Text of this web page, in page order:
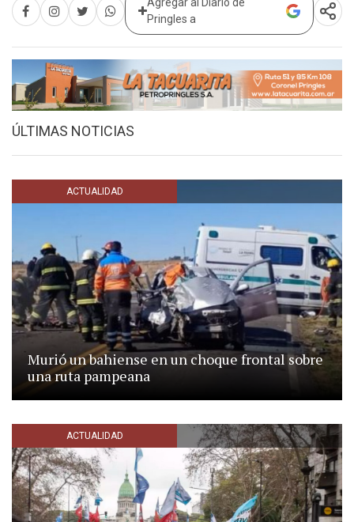
Pringles a
ÚLTIMAS NOTICIAS
ACTUALIDAD
Murió un bahiense en un choque frontal sobre
una ruta pampeana
ACTUALIDAD